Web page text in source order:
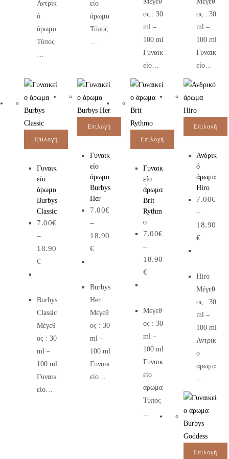
Αντρικ
ό
άρωμα
Τύπος
…
είο
άρωμα
Τύπος
…
ος : 30
ml –
100 ml
Γυναικ
είο…
ος : 30
ml –
100 ml
Γυναικ
είο…
Επιλογή
Γυναικ
είο
άρωμα
Burbys
Classic
7.00€
–
18.90
€
Burbys
Classic
Μέγεθ
ος : 30
ml –
100 ml
Γυναικ
είο…
Επιλογή
Γυναικ
είο
άρωμα
Burbys
Her
7.00€
–
18.90
€
Burbys
Her
Μέγεθ
ος : 30
ml –
100 ml
Γυναικ
είο…
Επιλογή
Γυναικ
είο
άρωμα
Brit
Rythm
o
7.00€
–
18.90
€
Μέγεθ
ος : 30
ml –
100 ml
Γυναικ
είο
άρωμα
Τύπος
Επιλογή
Ανδρικ
ό
άρωμα
Hiro
7.00€
–
18.90
€
Hiro
Μέγεθ
ος : 30
ml –
100 ml
Αντρικ
ο
αρωμα
Επιλογή